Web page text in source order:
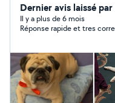
Dernier avis laissé
Il y a plus de 6 mois
Réponse rapide et tres